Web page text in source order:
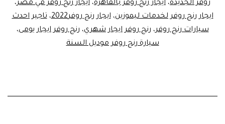
روفر الجديدة، ايجار رنج روفر بالقاهرة، ايجار رنج روفر في مصر،
ايجار رنج روفر لخدمات ليموزين،ايجار رنج روفر2022 ،تاجير احدث
سيارات رنج روفر، رنج روفر ايجار شهري، رنج روفر ايجار يومى،
سيارة رنج روفر موديل السنة